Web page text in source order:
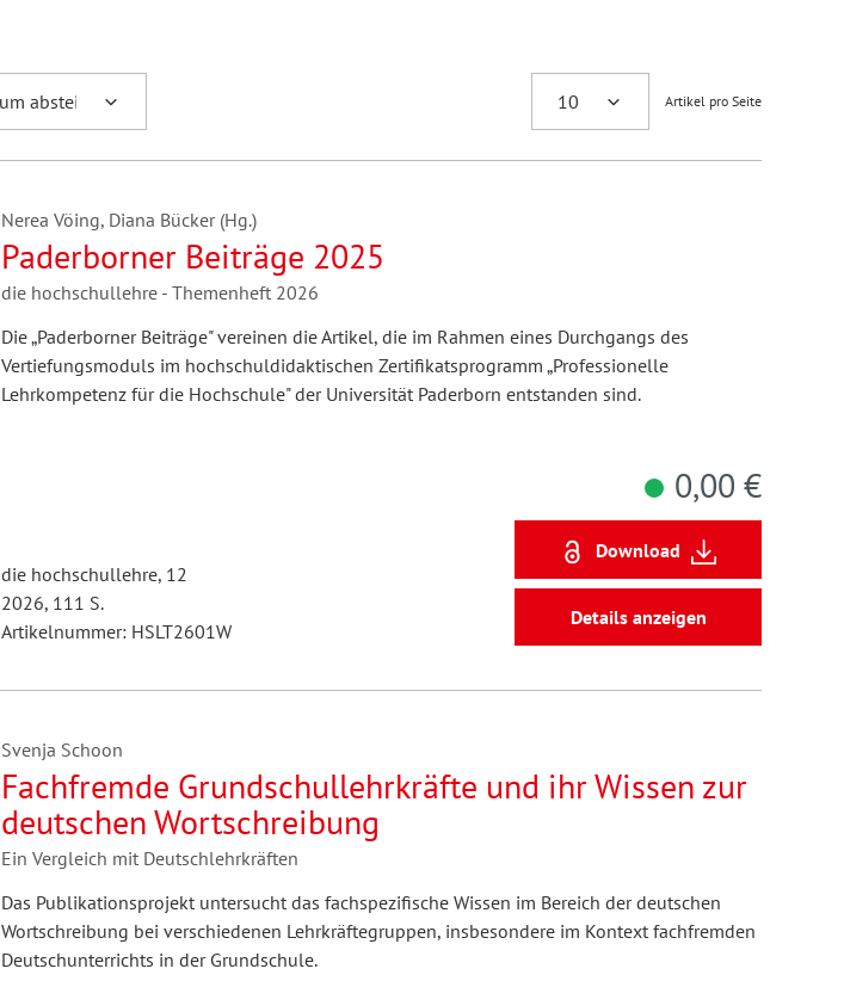
Artikel pro Seite
Nerea Vöing, Diana Bücker (Hg.)
Paderborner Beiträge 2025
die hochschullehre - Themenheft 2026
Die „Paderborner Beiträge" vereinen die Artikel, die im Rahmen eines Durchgangs des
Vertiefungsmoduls im hochschuldidaktischen Zertifikatsprogramm „Professionelle
Lehrkompetenz für die Hochschule" der Universität Paderborn entstanden sind.
die hochschullehre, 12
2026, 111 S.
Artikelnummer: HSLT2601W
0,00 €
Download
Details anzeigen
Svenja Schoon
Fachfremde Grundschullehrkräfte und ihr Wissen zur
deutschen Wortschreibung
Ein Vergleich mit Deutschlehrkräften
Das Publikationsprojekt untersucht das fachspezifische Wissen im Bereich der deutschen
Wortschreibung bei verschiedenen Lehrkräftegruppen, insbesondere im Kontext fachfremden
Deutschunterrichts in der Grundschule.